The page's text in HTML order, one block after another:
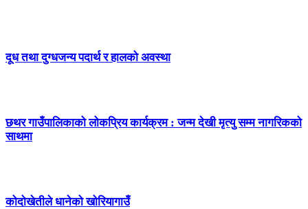
दूध तथा दुग्धजन्य पदार्थ र हालको अवस्था
छथर गाउँपालिकाको लोकप्रिय कार्यक्रम : जन्म देखी मृत्यु सम्म नागरिकको
साथमा
कोदोखेतीले धानेको खोरियागाउँ